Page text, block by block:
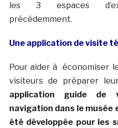
les 3 espaces
précédemment.
Une application de visite
Pour aider à économiser
visiteurs de préparer
application guide de
navigation dans le
été développée pour les